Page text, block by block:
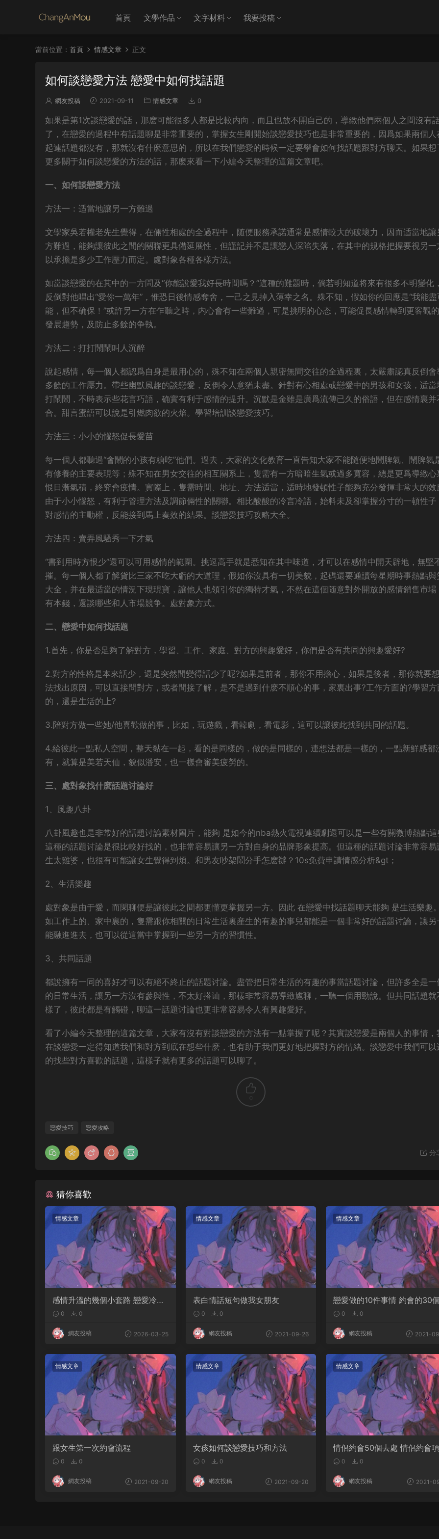
首頁 文學作品 文字材料 我要投稿
當前位置： 首頁 情感文章 正文
如何談戀愛方法 戀愛中如何找話題
網友投稿 2021-09-11 情感文章 0
如果是第1次談戀愛的話，那麽可能很多人都是比較内向，而且也放不開自己的，導緻他們兩個人之間沒有
了，在戀愛的過程中有話題聊是非常重要的，掌握女生剛開始談戀愛技巧也是非常重要的，因爲如果兩個人
起連話題都沒有，那就沒有什麽意思的，所以在我們戀愛的時候一定要學會如何找話題跟對方聊天。如果想
更多關于如何談戀愛的方法的話，那麽來看一下小編今天整理的這篇文章吧。
一、如何談戀愛方法
方法一：适當地讓另一方難過
文學家吳若權老先生覺得，在倆性相處的全過程中，随便服務承諾通常是感情較大的破壞力，因而适當地讓
方難過，能夠讓彼此之間的關聯更具備延展性，但謹記并不是讓戀人深陷失落，在其中的規格把握要視另一
以承擔是多少工作壓力而定。處對象各種各樣方法。
如當談戀愛的在其中的一方問及“你能說愛我好長時間嗎？”這種的難題時，倘若明知道将來有很多不明變化
反倒對他唱出“愛你一萬年”，惟恐日後情感奪舍，一己之見掉入薄幸之名。殊不知，假如你的回應是“我能盡
能，但不确保！”或許另一方在乍聽之時，内心會有一些難過，可是挑明的心态，可能促長感情轉到更客觀
發展趨勢，及防止多餘的争執。
方法二：打打鬧鬧叫人沉醉
說起感情，每一個人都認爲自身是最用心的，殊不知在兩個人親密無間交往的全過程裏，太嚴肅認真反倒會
多餘的工作壓力。帶些幽默風趣的談戀愛，反倒令人意猶未盡。針對有心相處或戀愛中的男孩和女孩，适當
打鬧鬧，不時表示些花言巧語，确實有利于感情的提升。沉默是金雖是廣爲流傳已久的俗語，但在感情裏并
合。甜言蜜語可以說是引燃肉欲的火焰。學習培訓談戀愛技巧。
方法三：小小的惱怒促長愛苗
每一個人都聽過“會鬧的小孩有糖吃”他們。過去，大家的文化教育一直告知大家不能随便地鬧脾氣、鬧脾氣
有修養的主要表現等；殊不知在男女交往的相互關系上，隻需有一方暗暗生氣或過多寬容，總是更爲導緻心
恨日漸氣積，終究會疫情。實際上，隻需時間、地址、方法适當，适時地發頓性子能夠充分發揮非常大的效
由于小小惱怒，有利于管理方法及調節倆性的關聯。相比酸酸的冷言冷語，始料未及卻掌握分寸的一頓性子
對感情的主動權，反能接到馬上奏效的結果。談戀愛技巧攻略大全。
方法四：賣弄風騷秀一下才氣
“書到用時方恨少”還可以可用感情的範圍。挑逗高手就是悉知在其中味道，才可以在感情中開天辟地，無堅
摧。每一個人都了解貨比三家不吃大虧的大道理，假如你沒具有一切美貌，起碼還要通讀每星期時事熱點與
大全，并在最适當的情況下現現寶，讓他人也領引你的獨特才氣，不然在這個随意對外開放的感情銷售市場
有本錢，還談哪些和人市場競争。處對象方式。
二、戀愛中如何找話題
1.首先，你是否足夠了解對方，學習、工作、家庭、對方的興趣愛好，你們是否有共同的興趣愛好?
2.對方的性格是本來話少，還是突然間變得話少了呢?如果是前者，那你不用擔心，如果是後者，那你就要
法找出原因，可以直接問對方，或者間接了解，是不是遇到什麽不順心的事，家裏出事?工作方面的?學習方
的，還是生活的上?
3.陪對方做一些她/他喜歡做的事，比如，玩遊戲，看韓劇，看電影，這可以讓彼此找到共同的話題。
4.給彼此一點私人空間，整天黏在一起，看的是同樣的，做的是同樣的，連想法都是一樣的，一點新鮮感都
有，就算是美若天仙，貌似潘安，也一樣會審美疲勞的。
三、處對象找什麽話題讨論好
1、風趣八卦
八卦風趣也是非常好的話題讨論素材圖片，能夠 是如今的nba熱火電視連續劇還可以是一些有關微博熱點這
這種的話題讨論是很比較好找的，也非常容易讓另一方對自身的品牌形象提高。但這種的話題讨論非常容易
生太雞婆，也很有可能讓女生覺得到煩。和男友吵架鬧分手怎麽辦？10s免費申請情感分析&gt；
2、生活樂趣
處對象是由于愛，而閑聊便是讓彼此之間都更懂更掌握另一方。因此 在戀愛中找話題聊天能夠 是生活樂趣
如工作上的、家中裏的，隻需跟你相關的日常生活裏産生的有趣的事兒都能是一個非常好的話題讨論，讓另
能融進進去，也可以從這當中掌握到一些另一方的習慣性。
3、共同話題
都說擁有一同的喜好才可以有絕不終止的話題讨論。盡管把日常生活的有趣的事當話題讨論，但許多全是一
的日常生活，讓另一方沒有參與性，不太好搭讪，那樣非常容易導緻尴聊，一聽一個用勁說。但共同話題就
樣了，彼此都是有觸碰，聊這一話題讨論也更非常容易令人有興趣愛好。
看了小編今天整理的這篇文章，大家有沒有對談戀愛的方法有一點掌握了呢？其實談戀愛是兩個人的事情，
在談戀愛一定得知道我們和對方到底在想些什麽，也有助于我們更好地把握對方的情緒。談戀愛中我們可以
的找些對方喜歡的話題，這樣子就有更多的話題可以聊了。
0
戀愛技巧 戀愛攻略
分
猜你喜歡
情感文章
感情升溫的幾個小套路 戀愛冷淡
期怎麽聊天
0 0
網友投稿 2026-03-25
情感文章
表白情話短句做我女朋友
0 0
網友投稿 2021-09-26
情感文章
戀愛做的10件事情 約會的30
目 0 0
網友投稿 2021-
情感文章
跟女生第一次約會流程
0 0
網友投稿 2021-09-20
情感文章
女孩如何談戀愛技巧和方法
0 0
網友投稿 2021-09-20
情感文章
情侶約會50個去處 情侶約會
0 0
網友投稿 2021-